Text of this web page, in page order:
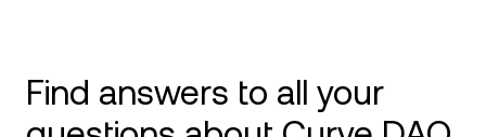
Find answers to all your